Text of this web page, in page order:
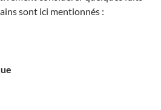
sont ici mentionnés :